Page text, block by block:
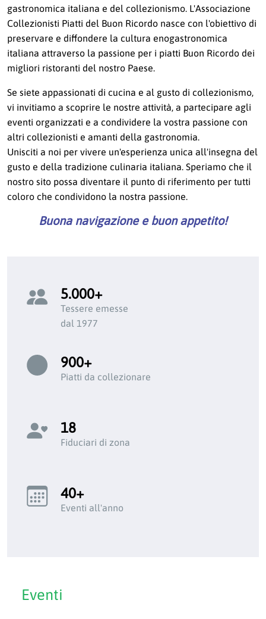
gastronomica italiana e del collezionismo. L'Associazione
Collezionisti Piatti del Buon Ricordo nasce con l'obiettivo di
preservare e diffondere la cultura enogastronomica
italiana attraverso la passione per i piatti Buon Ricordo dei
migliori ristoranti del nostro Paese.
Se siete appassionati di cucina e al gusto di collezionismo,
vi invitiamo a scoprire le nostre attività, a partecipare agli
eventi organizzati e a condividere la vostra passione con
altri collezionisti e amanti della gastronomia.
Unisciti a noi per vivere un'esperienza unica all'insegna del
gusto e della tradizione culinaria italiana. Speriamo che il
nostro sito possa diventare il punto di riferimento per tutti
coloro che condividono la nostra passione.
Buona navigazione e buon appetito!
5.000+
Tessere emesse
dal 1977
900+
Piatti da collezionare
18
Fiduciari di zona
40+
Eventi all'anno
Eventi